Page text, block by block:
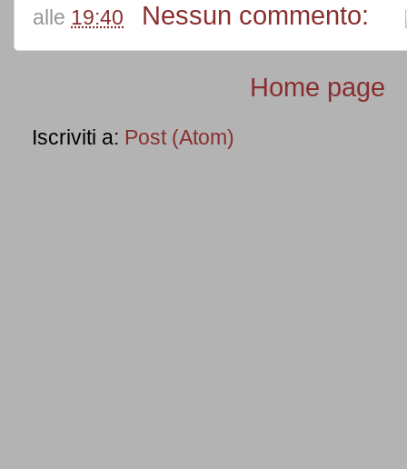
alle 19:40 Nessun commento:
Home page
Iscriviti a: Post (Atom)